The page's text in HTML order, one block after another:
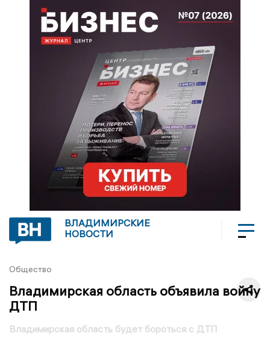
ВЛАДИМИРСКИЕ
НОВОСТИ
Общество
Владимирская область объявила войну
ДТП
Владимирская область будет бороться с ДТП